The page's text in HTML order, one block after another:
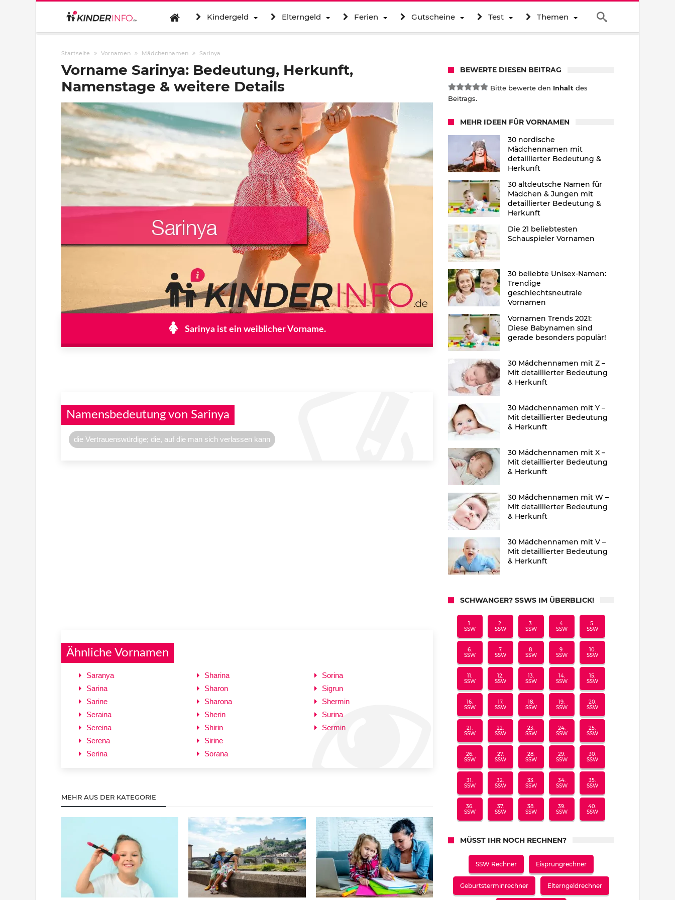
Kindergeld Elterngeld Ferien Gutscheine Test Themen
Startseite Vornamen Mädchennamen Sarinya
Vorname Sarinya: Bedeutung, Herkunft,
Namenstage & weitere Details
Sarinya ist ein weiblicher Vorname.
Namensbedeutung von Sarinya
die Vertrauenswürdige; die, auf die man sich verlassen kann
Ähnliche Vornamen
Saranya
Sarina
Sarine
Seraina
Sereina
Serena
Serina
Sharina
Sharon
Sharona
Sherin
Shirin
Sirine
Sorana
Sorina
Sigrun
Shermin
Surina
Sermin
MEHR AUS DER KATEGORIE
BEWERTE DIESEN BEITRAG
Bitte bewerte den Inhalt des
Beitrags.
MEHR IDEEN FÜR VORNAMEN
30 nordische
Mädchennamen mit
detaillierter Bedeutung &
Herkunft
30 altdeutsche Namen für
Mädchen & Jungen mit
detaillierter Bedeutung &
Herkunft
Die 21 beliebtesten
Schauspieler Vornamen
30 beliebte Unisex-Namen:
Trendige
geschlechtsneutrale
Vornamen
Vornamen Trends 2021:
Diese Babynamen sind
gerade besonders populär!
30 Mädchennamen mit Z –
Mit detaillierter Bedeutung
& Herkunft
30 Mädchennamen mit Y –
Mit detaillierter Bedeutung
& Herkunft
30 Mädchennamen mit X –
Mit detaillierter Bedeutung
& Herkunft
30 Mädchennamen mit W –
Mit detaillierter Bedeutung
& Herkunft
30 Mädchennamen mit V –
Mit detaillierter Bedeutung
& Herkunft
SCHWANGER? SSWS IM ÜBERBLICK!
1.
SSW
2.
SSW
3.
SSW
4.
SSW
5.
SSW
6.
SSW
7.
SSW
8.
SSW
9.
SSW
10.
SSW
11.
SSW
12.
SSW
13.
SSW
14.
SSW
15.
SSW
16.
SSW
17.
SSW
18.
SSW
19.
SSW
20.
SSW
21.
SSW
22.
SSW
23.
SSW
24.
SSW
25.
SSW
26.
SSW
27.
SSW
28.
SSW
29.
SSW
30.
SSW
31.
SSW
32.
SSW
33.
SSW
34.
SSW
35.
SSW
36.
SSW
37.
SSW
38.
SSW
39.
SSW
40.
SSW
MÜSST IHR NOCH RECHNEN?
SSW Rechner Eisprungrechner
Geburtsterminrechner Elterngeldrechner